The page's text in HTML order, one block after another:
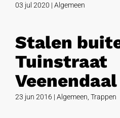
03 jul 2020 | Algemeen
Stalen
Tuinstraat
Veenendaal
23 jun 2016 | Algemeen Trappen